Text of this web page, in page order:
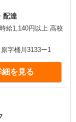
配達
給1,140円以上 高校
字桶川3133ー1
細を見る